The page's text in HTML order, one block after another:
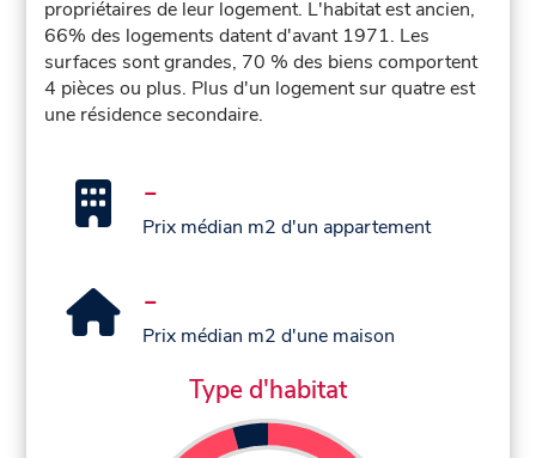
propriétaires de leur logement. L'habitat est ancien,
66% des logements datent d'avant 1971. Les
surfaces sont grandes, 70 % des biens comportent
4 pièces ou plus. Plus d'un logement sur quatre est
une résidence secondaire.
-
Prix médian m2 d'un appartement
-
Prix médian m2 d'une maison
Type d'habitat